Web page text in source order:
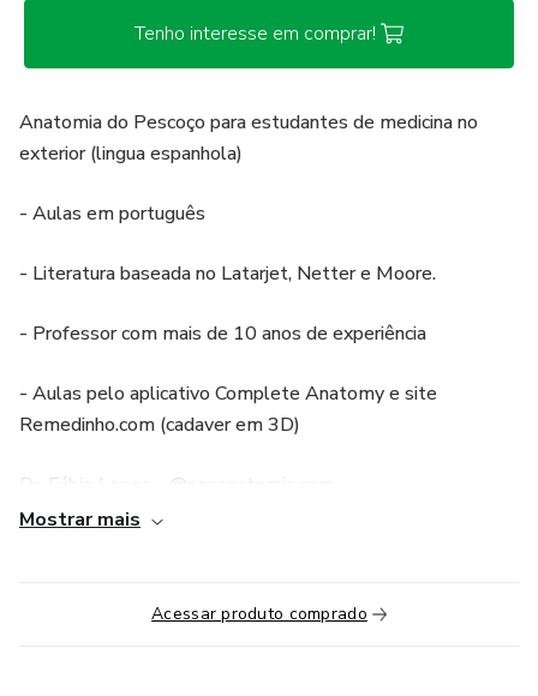
Tenho interesse em comprar!
Anatomia do Pescoço para estudantes de medicina no
exterior (lingua espanhola)
- Aulas em português
- Literatura baseada no Latarjet, Netter e Moore.
- Professor com mais de 10 anos de experiência
- Aulas pelo aplicativo Complete Anatomy e site
Remedinho.com (cadaver em 3D)
Dr. Fábio Lopes - @sosanatomia.com
Mostrar mais
Acessar produto comprado